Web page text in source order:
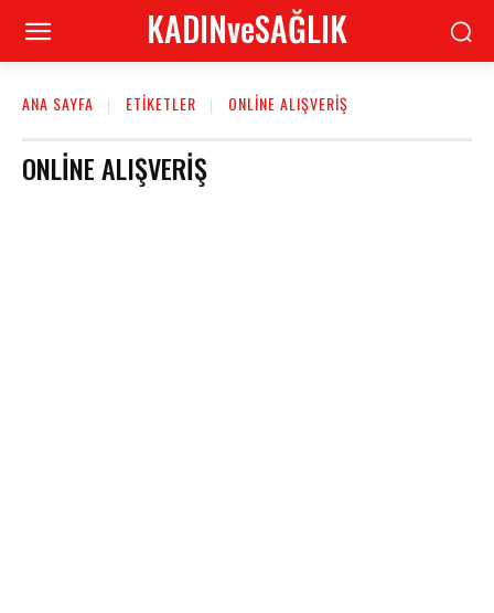
KADINveSAĞLIK
ANA SAYFA ETIKETLER ONLINE ALIŞVERIŞ
ONLINE ALIŞVERIŞ